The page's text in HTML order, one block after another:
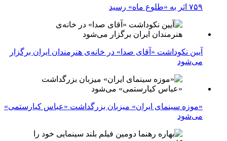
۷۵۹ اثر به «طلوع ماه» رسید
آیین نکوداشت «آقای صدا» در خانه‌ی هنرمندان ایران برگزار
می‌شود
«موزه سینمای ایران» میزبان بزرگداشت «عباس کیارستمی»
می‌شود